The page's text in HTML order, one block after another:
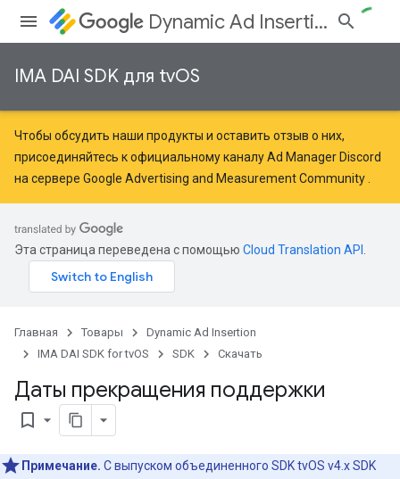
Dynamic Ad Insertion
IMA DAI SDK для tvOS
Чтобы обсудить наши продукты и оставить отзыв о них,
присоединяйтесь к официальному каналу Ad Manager Discord
на сервере Google Advertising and Measurement Community
Эта страница переведена с помощью Cloud Translation API
Главная Товары
Dynamic Ad Insertion
IMA DAI SDK for tvOS
SDK Скачать
Даты прекращения поддержки
bookmark_border
Примечание. С выпуском объединенного SDK tvOS v4.x SDK